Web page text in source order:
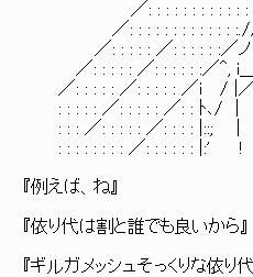
／: : : : : : : : : : : : }/ /
／: : : : : : : : : : : : :.// ー-
／: : : : : ／: : : : : :／ノ
／: : : : : ／: : : : : :／^, i＿＿＿.
／: : : : : ／: : : : : ／i / |／
: : : : : ／: : : : : ／: : ﾄ､/
: : : ／: : : : : ／: : : : |::;
: : : : : : : : ／: : : : : :
『例えば、ね』
『依り代は割と誰でも良いから』
『ギルガメッシュそっくりな依り